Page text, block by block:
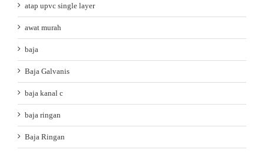
atap upvc single layer
awat murah
baja
Baja Galvanis
baja kanal c
baja ringan
Baja Ringan